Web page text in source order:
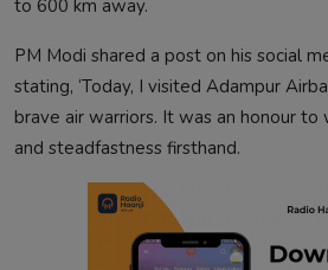
to 600 km away.
PM Modi shared a post on his social
stating, ‘Today, I visited Adampur
brave air warriors. It was an honour to
and steadfastness firsthand.